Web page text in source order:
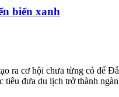
biển xanh
ra cơ hội chưa từng có
đưa du lịch trở thành